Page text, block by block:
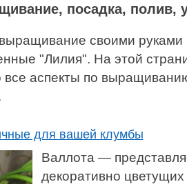
посадка, полив,
своими руками
"Лилия". На этой
аспекты по
для вашей клумбы
Валлота —
декоративно